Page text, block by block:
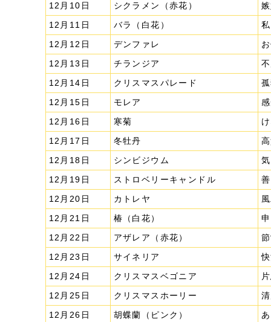
12月10日
シクラメン（赤花）
12月11日
バラ（白花）
12月12日
デンファレ
12月13日
チランジア
12月14日
クリスマスパレード
12月15日
モレア
12月16日
寒菊
12月17日
冬牡丹
12月18日
シンビジウム
12月19日
ストロベリーキャンドル
12月20日
カトレヤ
12月21日
椿（白花）
12月22日
アザレア（赤花）
12月23日
サイネリア
12月24日
クリスマスベゴニア
12月25日
クリスマスホーリー
12月26日
胡蝶蘭（ピンク）